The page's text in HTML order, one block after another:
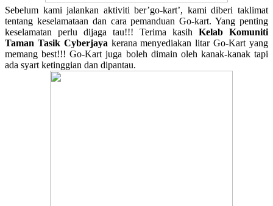
Sebelum kami jalankan aktiviti ber’go-kart’, kami diberi taklimat
tentang keselamataan dan cara pemanduan Go-kart. Yang penting
keselamatan perlu dijaga tau!!! Terima kasih Kelab Komuniti
Taman Tasik Cyberjaya kerana menyediakan litar Go-Kart yang
memang best!!! Go-Kart juga boleh dimain oleh kanak-kanak tapi
ada syart ketinggian dan dipantau.